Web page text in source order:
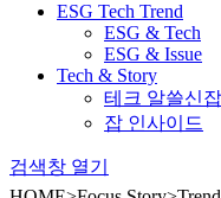
ESG Tech Trend
ESG & Tech
ESG & Issue
Tech & Story
테크 알쓸신잡
잡 인사이드
검색창 열기